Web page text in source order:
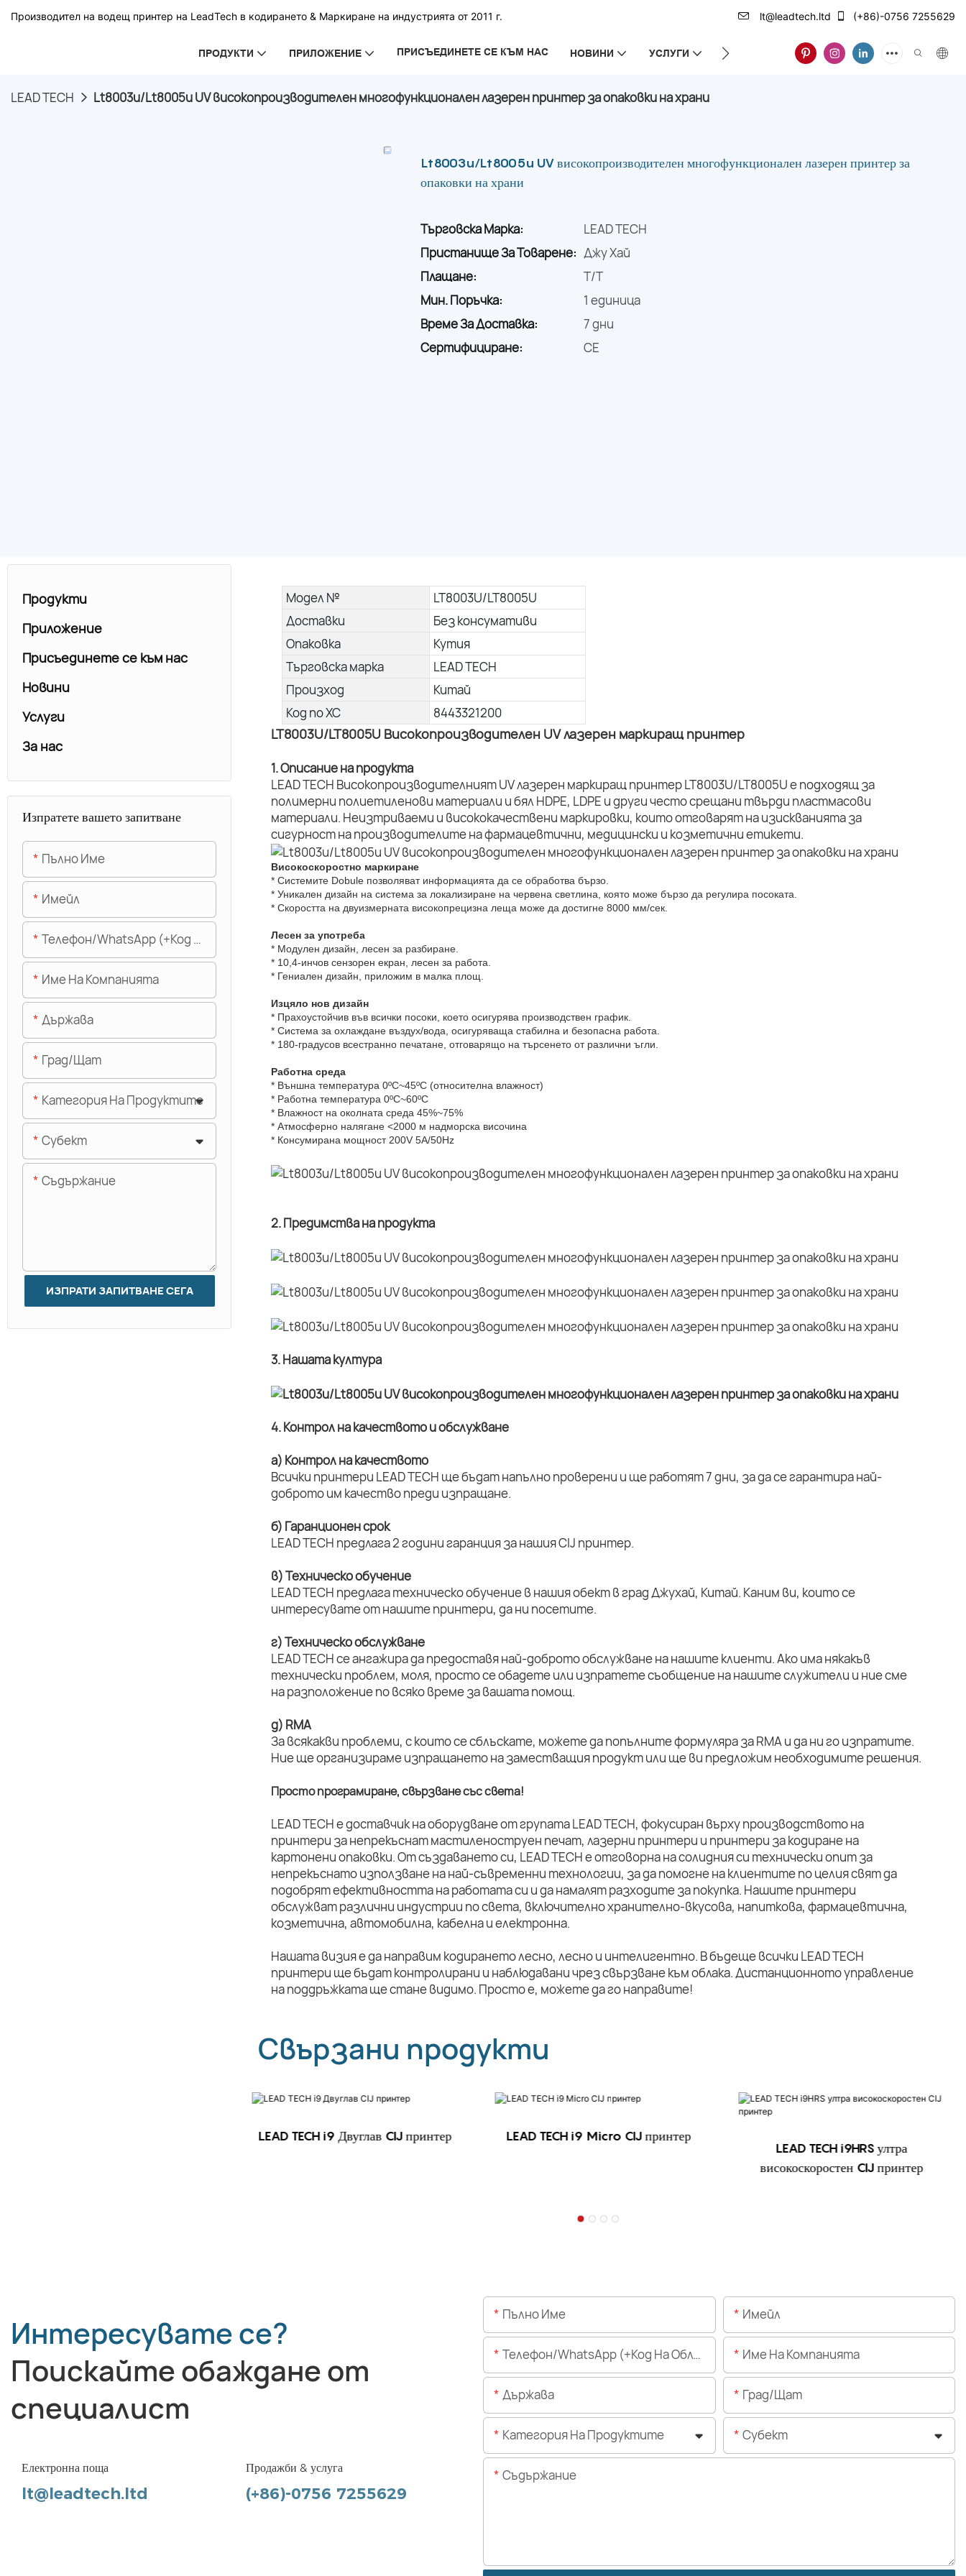
Производител на водещ принтер на LeadTech в кодирането & Маркиране на индустрията от 2011 г. lt@leadtech.ltd (+86)-0756 7255629
ПРОДУКТИ ПРИЛОЖЕНИЕ ПРИСЪЕДИНЕТЕ СЕ КЪМ НАС НОВИНИ УСЛУГИ ЗА НАС
LEAD TECH Lt8003u/Lt8005u UV високопроизводителен многофункционален лазерен принтер за опаковки на храни
Lt8003u/Lt8005u UV високопроизводителен многофункционален лазерен принтер за
опаковки на храни
Търговска Марка:
LEAD TECH
Пристанище За Товарене: Джу Хай
Плащане:
T/T
Мин. Поръчка:
1 единица
Време За Доставка:
7 дни
Сертифициране:
CE
Модел №
LT8003U/LT8005U
Доставки
Без консумативи
Опаковка
Кутия
Търговска марка
LEAD TECH
Произход
Китай
Код по ХС
8443321200
LT8003U/LT8005U Високопроизводителен UV лазерен маркиращ принтер
1. Описание на продукта
LEAD TECH Високопроизводителният UV лазерен маркиращ принтер LT8003U/LT8005U е подходящ за
полимерни полиетиленови материали и бял HDPE, LDPE и други често срещани твърди пластмасови
материали. Неизтриваеми и висококачествени маркировки, които отговарят на изискванията за
сигурност на производителите на фармацевтични, медицински и козметични етикети.
Високоскоростно маркиране
* Системите Dobule позволяват информацията да се обработва бързо.
* Уникален дизайн на система за локализиране на червена светлина, която може бързо да регулира посоката.
* Скоростта на двуизмерната високопрецизна леща може да достигне 8000 мм/сек.
Лесен за употреба
* Модулен дизайн, лесен за разбиране.
* 10,4-инчов сензорен екран, лесен за работа.
* Гениален дизайн, приложим в малка площ.
Изцяло нов дизайн
* Прахоустойчив във всички посоки, което осигурява производствен график.
* Система за охлаждане въздух/вода, осигуряваща стабилна и безопасна работа.
* 180-градусов всестранно печатане, отговарящо на търсенето от различни ъгли.
Работна среда
* Външна температура 0ºC~45ºC (относителна влажност)
* Работна температура 0ºC~60ºC
* Влажност на околната среда 45%~75%
* Атмосферно налягане <2000 м надморска височина
* Консумирана мощност 200V 5A/50Hz
2. Предимства на продукта
3. Нашата култура
4. Контрол на качеството и обслужване
а) Контрол на качеството
Всички принтери LEAD TECH ще бъдат напълно проверени и ще работят 7 дни, за да се гарантира най-
доброто им качество преди изпращане.
б) Гаранционен срок
LEAD TECH предлага 2 години гаранция за нашия CIJ принтер.
в) Техническо обучение
LEAD TECH предлага техническо обучение в нашия обект в град Джухай, Китай. Каним ви, които се
интересувате от нашите принтери, да ни посетите.
г) Техническо обслужване
LEAD TECH се ангажира да предоставя най-доброто обслужване на нашите клиенти. Ако има някакъв
технически проблем, моля, просто се обадете или изпратете съобщение на нашите служители и ние сме
на разположение по всяко време за вашата помощ.
д) RMA
За всякакви проблеми, с които се сблъскате, можете да попълните формуляра за RMA и да ни го изпратите.
Ние ще организираме изпращането на заместващия продукт или ще ви предложим необходимите решения.
Просто програмиране, свързване със света!
LEAD TECH е доставчик на оборудване от групата LEAD TECH, фокусиран върху производството на
принтери за непрекъснат мастиленоструен печат, лазерни принтери и принтери за кодиране на
картонени опаковки. От създаването си, LEAD TECH е отговорна на солидния си технически опит за
непрекъснато използване на най-съвременни технологии, за да помогне на клиентите по целия свят да
подобрят ефективността на работата си и да намалят разходите за покупка. Нашите принтери
обслужват различни индустрии по света, включително хранително-вкусова, напиткова, фармацевтична,
козметична, автомобилна, кабелна и електронна.
Нашата визия е да направим кодирането лесно, лесно и интелигентно. В бъдеще всички LEAD TECH
принтери ще бъдат контролирани и наблюдавани чрез свързване към облака. Дистанционното управление
на поддръжката ще стане видимо. Просто е, можете да го направите!
Свързани продукти
LEAD TECH i9 Двуглав CIJ принтер
LEAD TECH i9 Micro CIJ принтер
LEAD TECH i9HRS ултра
високоскоростен CIJ принтер
Продукти
Приложение
Присъединете се към нас
Новини
Услуги
За нас
Изпратете вашето запитване
Пълно Име
Имейл
Телефон/WhatsApp (+Код На Областта)
Име На Компанията
Държава
Град/щат
Категория На Продуктите
Субект
Съдържание
ИЗПРАТИ ЗАПИТВАНЕ СЕГА
Интересувате се?
Поискайте обаждане от
специалист
Електронна поща
lt@leadtech.ltd
Продажби & услуга
(+86)-0756 7255629
Пълно Име Имейл
Телефон/WhatsApp (+Код На Областта) Име На Компанията
Държава Град/щат
Категория На Продуктите Субект
Съдържание